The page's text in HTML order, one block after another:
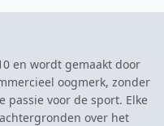
en wordt gemaakt door
oogmerk, zonder
passie voor de sport. Elke
over het